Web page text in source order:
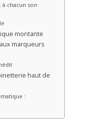
chacun son
montante
marqueurs
haut de
: